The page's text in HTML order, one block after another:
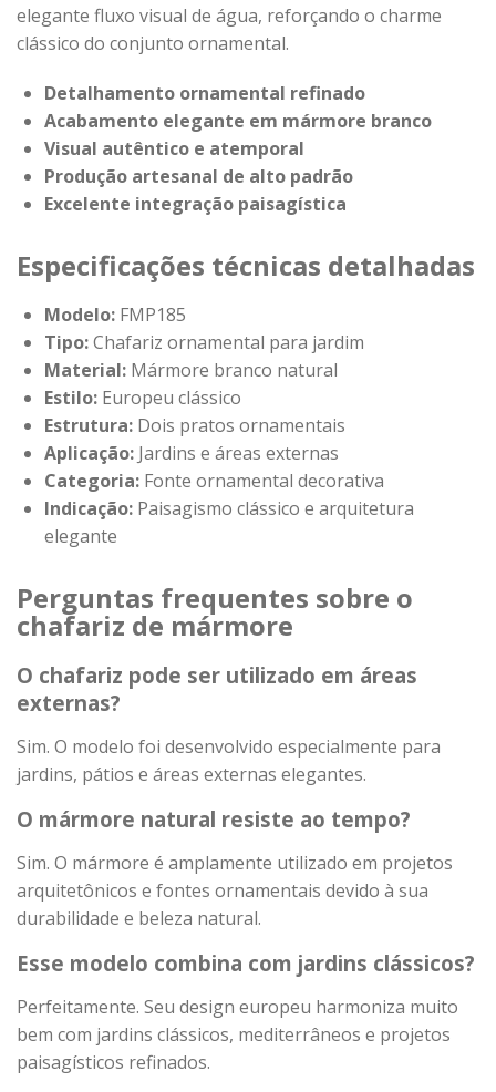
elegante fluxo visual de água, reforçando o charme
clássico do conjunto ornamental.
Detalhamento ornamental refinado
Acabamento elegante em mármore branco
Visual autêntico e atemporal
Produção artesanal de alto padrão
Excelente integração paisagística
Especificações técnicas detalhadas
Modelo: FMP185
Tipo:Chafariz ornamental para jardim
Material: Mármore branco natural
Estilo: Europeu clássico
Estrutura: Dois pratos ornamentais
Aplicação: Jardins e áreas externas
Categoria: Fonte ornamental decorativa
Indicação: Paisagismo clássico e arquitetura
elegante
Perguntas frequentes sobre o
chafariz de mármore
O chafariz pode ser utilizado em áreas
externas?
Sim. O modelo foi desenvolvido especialmente para
jardins, pátios e áreas externas elegantes.
O mármore natural resiste ao tempo?
Sim. O mármore é amplamente utilizado em projetos
arquitetônicos e fontes ornamentais devido à sua
durabilidade e beleza natural.
Esse modelo combina com jardins clássicos?
Perfeitamente. Seu design europeu harmoniza muito
bem com jardins clássicos, mediterrâneos e projetos
paisagísticos refinados.